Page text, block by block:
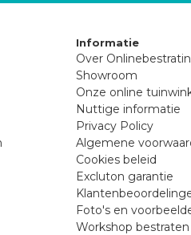
Informatie
Over
Showroom
Onze online
Nuttige informatie
Privacy Policy
Algemene
Cookies beleid
Excluton garantie
Foto's en
Workshop bestraten